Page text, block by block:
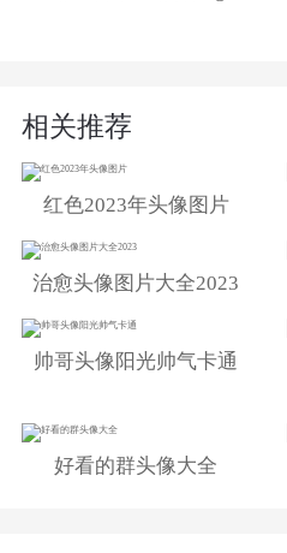
相关推荐
红色2023年头像图片
治愈头像图片大全2023
帅哥头像阳光帅气卡通
好看的群头像大全